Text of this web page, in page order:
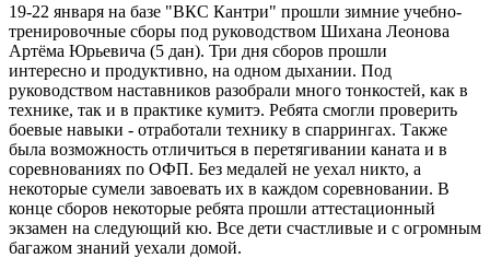
19-22 января на базе "ВКС Кантри" прошли зимние учебно-
тренировочные сборы под руководством Шихана Леонова
Артёма Юрьевича (5 дан). Три дня сборов прошли
интересно и продуктивно, на одном дыхании. Под
руководством наставников разобрали много тонкостей, как в
технике, так и в практике кумитэ. Ребята смогли проверить
боевые навыки - отработали технику в спаррингах. Также
была возможность отличиться в перетягивании каната и в
соревнованиях по ОФП. Без медалей не уехал никто, а
некоторые сумели завоевать их в каждом соревновании. В
конце сборов некоторые ребята прошли аттестационный
экзамен на следующий кю. Все дети счастливые и с огромным
багажом знаний уехали домой.